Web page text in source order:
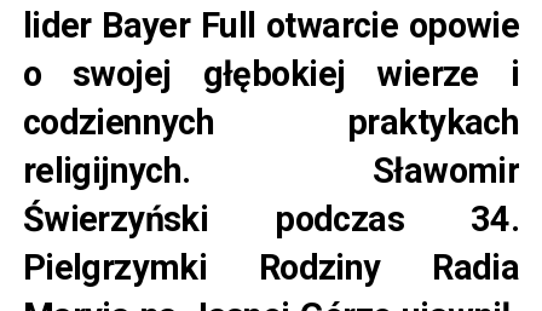
lider Bayer Full otwarcie opowie
o swojej głębokiej wierze i
codziennych praktykach
religijnych. Sławomir
Świerzyński podczas 34.
Pielgrzymki Rodziny Radia